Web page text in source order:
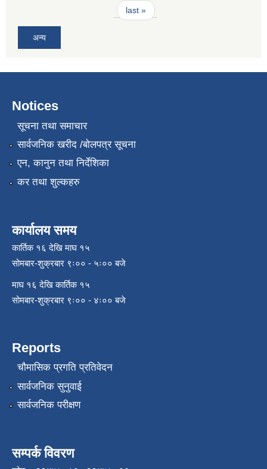
last »
अन्य
Notices
सूचना तथा समाचार
सार्वजनिक खरीद /बोलपत्र सूचना
एन, कानुन तथा निर्देशिका
कर तथा शुल्कहरु
कार्यालय समय
कार्तिक १६ देखि माघ १५
सोमबार-शुक्रबार ९ः०० - ५ः०० बजे
माघ १६ देखि कार्तिक १५
सोमबार-शुक्रबार ९ः०० - ४ः०० बजे
Reports
चौमासिक प्रगति प्रतिवेदन
सार्वजनिक सुनुवाई
सार्वजनिक परीक्षण
सम्पर्क विवरण